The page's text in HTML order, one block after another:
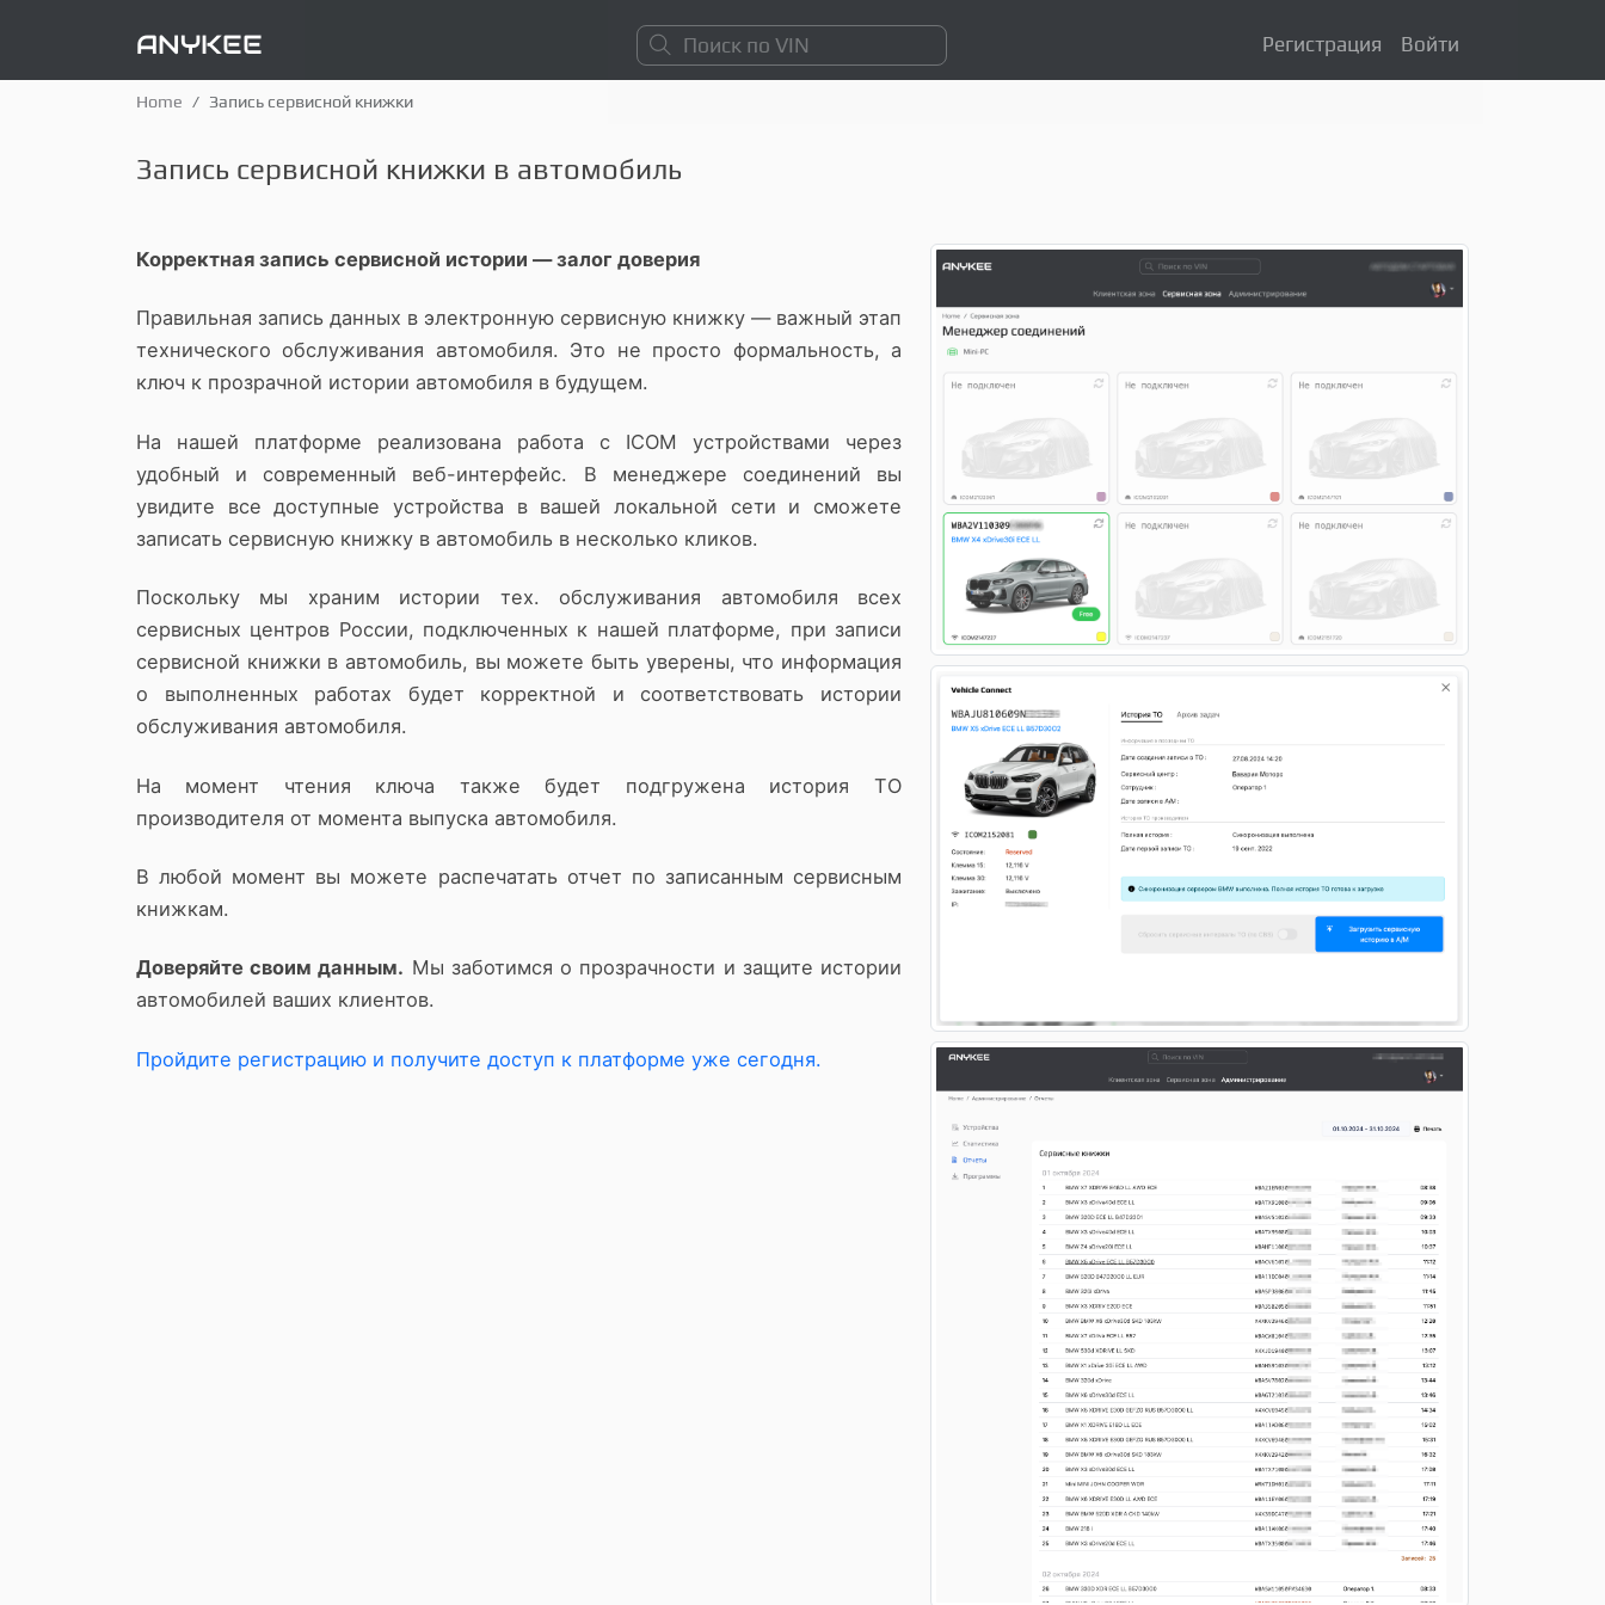
ANYKEE Поиск по VIN Регистрация Войти
Home Запись сервисной книжки
Запись сервисной книжки в автомобиль
Корректная запись сервисной истории — залог доверия
Правильная запись данных в электронную сервисную книжку — важный этап
технического обслуживания автомобиля. Это не просто формальность, а
ключ к прозрачной истории автомобиля в будущем.
На нашей платформе реализована работа с ICOM устройствами через
удобный и современный веб-интерфейс. В менеджере соединений вы
увидите все доступные устройства в вашей локальной сети и сможете
записать сервисную книжку в автомобиль в несколько кликов.
Поскольку мы храним истории тех. обслуживания автомобиля всех
сервисных центров России, подключенных к нашей платформе, при записи
сервисной книжки в автомобиль, вы можете быть уверены, что информация
о выполненных работах будет корректной и соответствовать истории
обслуживания автомобиля.
На момент чтения ключа также будет подгружена история ТО
производителя от момента выпуска автомобиля.
В любой момент вы можете распечатать отчет по записанным сервисным
книжкам.
Доверяйте своим данным. Мы заботимся о прозрачности и защите истории
автомобилей ваших клиентов.
Пройдите регистрацию и получите доступ к платформе уже сегодня.